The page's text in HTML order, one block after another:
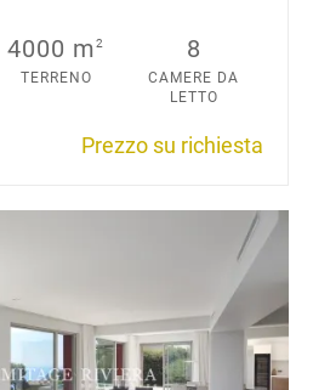
4000 m2
TERRENO
8
CAMERE DA
LETTO
Prezzo su richiesta